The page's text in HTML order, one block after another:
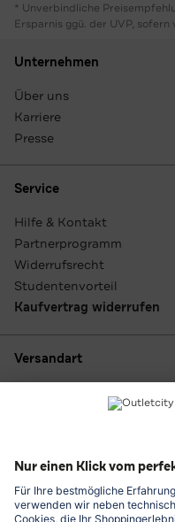
* Unverbindliche
Ersparnis ggü. der UVP, sofern
Unternehmen
Über uns
Karriere
Presse
Service
Hilfe & Kontakt
Partnerprogramm
Widerrufsrecht
Studentenvorteil
Kaufvertrag widerrufen
Versandart